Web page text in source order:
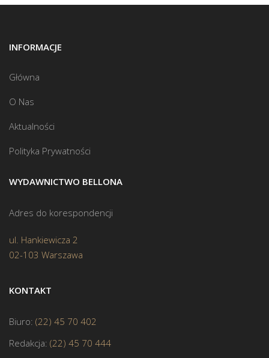
INFORMACJE
Główna
O Nas
Aktualności
Polityka Prywatności
WYDAWNICTWO BELLONA
Adres do korespondencji
ul. Hankiewicza 2
02-103 Warszawa
KONTAKT
Biuro: (22) 45 70 402
Redakcja: (22) 45 70 444